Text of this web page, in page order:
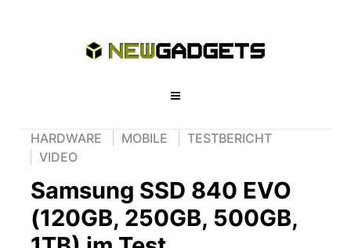
HARDWARE MOBILE
TESTBERICHT
VIDEO
Samsung SSD 840 EVO
(120GB, 250GB, 500GB,